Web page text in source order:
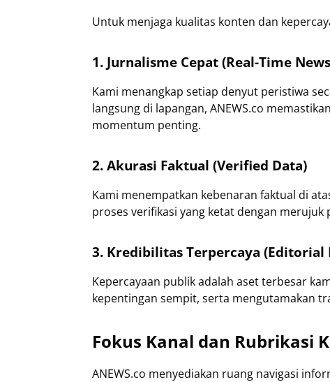
Untuk menjaga kualitas konten dan
1. Jurnalisme Cepat (Real-Time
Kami menangkap setiap denyut peristiwa
langsung di lapangan, ANEWS.co
momentum penting.
2. Akurasi Faktual (Verified Data)
Kami menempatkan kebenaran faktual di
proses verifikasi yang ketat dengan
3. Kredibilitas Terpercaya
Kepercayaan publik adalah aset terbesar
kepentingan sempit, serta mengutamakan
Fokus Kanal dan Rubrikasi
ANEWS.co menyediakan ruang navigasi